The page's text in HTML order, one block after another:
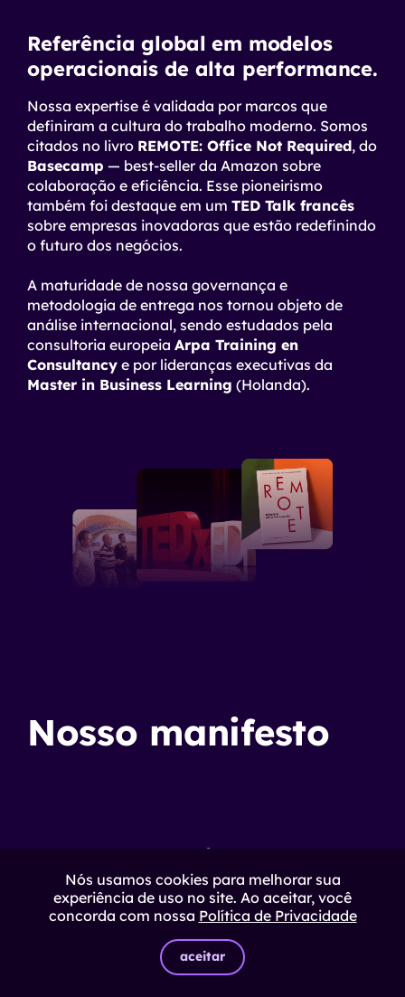
Referência global em modelos
operacionais de alta performance.
Nossa expertise é validada por marcos que
definiram a cultura do trabalho moderno. Somos
citados no livro REMOTE: Office Not Required, do
Basecamp — best-seller da Amazon sobre
colaboração e eficiência. Esse pioneirismo
também foi destaque em um TED Talk francês
sobre empresas inovadoras que estão redefinindo
o futuro dos negócios.
A maturidade de nossa governança e
metodologia de entrega nos tornou objeto de
análise internacional, sendo estudados pela
consultoria europeia Arpa Training en
Consultancy e por lideranças executivas da
Master in Business Learning (Holanda).
Nosso manifesto
A Impulso existe para
transformar a contratação
técnica em vantagem
operacional
Nós usamos cookies para melhorar sua
experiência de uso no site. Ao aceitar, você
concorda com nossa Política de Privacidade
aceitar